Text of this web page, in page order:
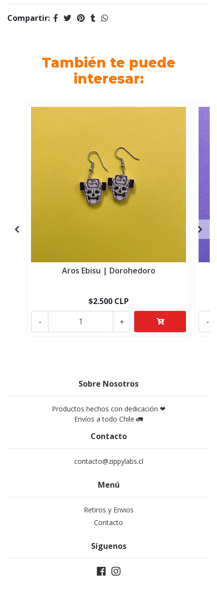
Compartir:
También te puede
interesar:
Aros Ebisu | Dorohedoro
$2.500 CLP
+
- -
Sobre Nosotros
Productos hechos con dedicación ❤
Envíos a todo Chile 🚛
Contacto
contacto@zippylabs.cl
Menú
Retiros y Envios
Contacto
Síguenos